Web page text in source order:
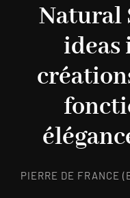
Natural
ideas
PIERRE DE FRANCE